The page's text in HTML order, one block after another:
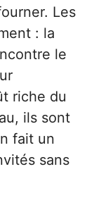
Les
: la
le
riche du
ils sont
fait un
sans